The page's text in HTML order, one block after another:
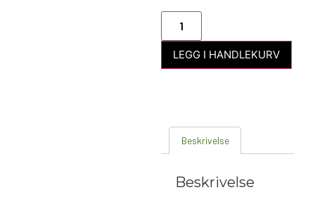
LEGG I HANDLEKURV
Beskrivelse
Beskrivelse